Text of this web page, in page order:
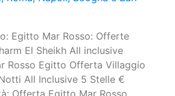
Egitto Mar Rosso: Offerte
El Sheikh All inclusive
Rosso Egitto Offerta Villaggio
All Inclusive 5 Stelle €
Offerta Egitto Mar Rosso